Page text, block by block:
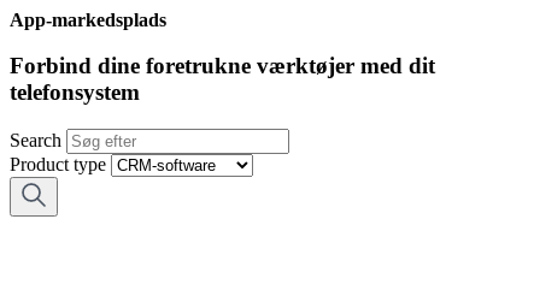
App-markedsplads
Forbind dine foretrukne værktøjer med dit
telefonsystem
Search
Product type